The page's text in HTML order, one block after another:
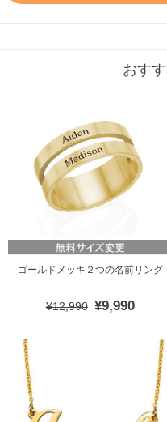
おす
ゴールドメッキ２つの名前リング
¥12,990 ¥9,990